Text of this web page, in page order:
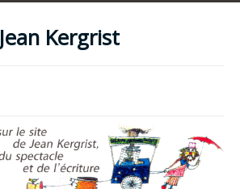
Jean Kergrist